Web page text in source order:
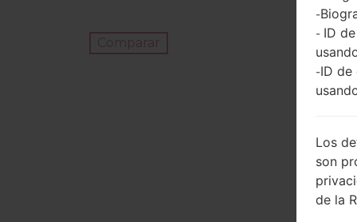
Comparar
-
- ID
-ID de
Los
son
de la